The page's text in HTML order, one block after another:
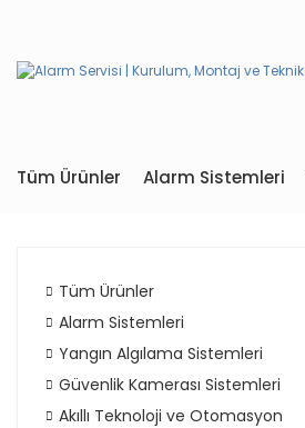
Tüm Ürünler Alarm Sistemleri
Tüm Ürünler
Alarm Sistemleri
Yangın Algılama Sistemleri
Güvenlik Kamerası Sistemleri
Akıllı Teknoloji ve Otomasyon